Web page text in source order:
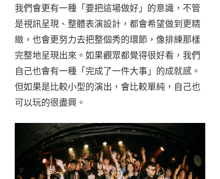
我們會更有一種「要把這場做好」的意識，不管
是視訊呈現、整體表演設計，都會希望做到更精
緻，也會更努力去把整個秀的環節，像排練那樣
完整地呈現出來。如果觀眾都覺得很好看，我們
自己也會有一種「完成了一件大事」的成就感。
但如果是比較小型的演出，會比較單純，自己也
可以玩的很盡興。